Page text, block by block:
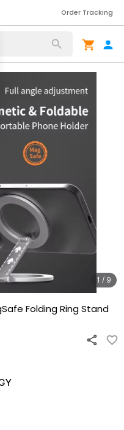
Order Tracking
1 / 9
Folding Ring Stand